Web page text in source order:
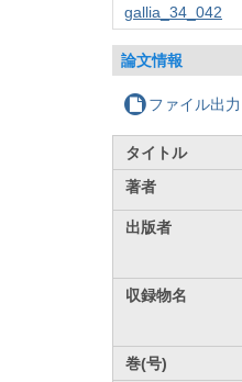
gallia_34_042
論文情報
ファイル出力
タイトル
著者
出版者
収録物名
巻(号)